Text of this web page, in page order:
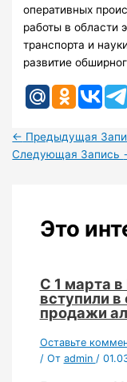
оперативных
работы в области
транспорта и
развитие
← Предыдущая
Следующая Запись
Это
С 1 марта
вступили
продажи
Оставьте
/ От admin /